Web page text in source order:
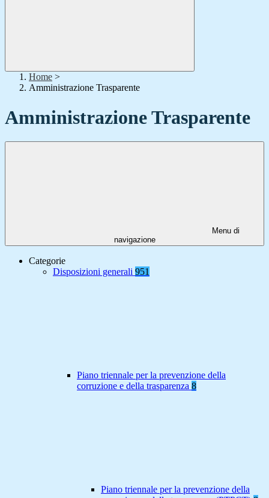
Home >
Amministrazione Trasparente
Amministrazione Trasparente
Menu di
navigazione
Categorie
Disposizioni generali 951
Piano triennale per la prevenzione della
corruzione e della trasparenza 8
Piano triennale per la prevenzione della